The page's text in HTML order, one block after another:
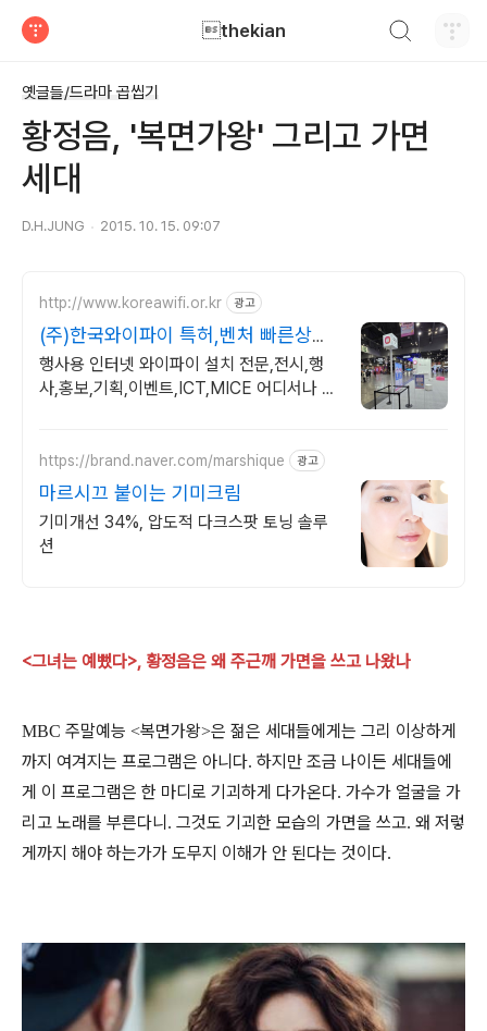
thekian
옛글들/드라마 곱씹기
황정음, '복면가왕' 그리고 가면
세대
D.H.JUNG 2015. 10. 15. 09:07
http://www.koreawifi.or.kr 광고
(주)한국와이파이 특허,벤처 빠른상담
가능
행사용 인터넷 와이파이 설치 전문,전시,행
사,홍보,기획,이벤트,ICT,MICE 어디서나 끊
https://brand.naver.com/marshique 광고
마르시끄 붙이는 기미크림
기미개선 34%, 압도적 다크스팟 토닝 솔루
션
<그녀는 예뻤다>, 황정음은 왜 주근깨 가면을 쓰고 나왔나
MBC 주말예능 <복면가왕>은 젊은 세대들에게는 그리 이상하게
까지 여겨지는 프로그램은 아니다. 하지만 조금 나이든 세대들에
게 이 프로그램은 한 마디로 기괴하게 다가온다. 가수가 얼굴을 가
리고 노래를 부른다니 . 그것도 기괴한 모습의 가면을 쓰고. 왜 저렇
게까지 해야 하는가가 도무지 이해가 안 된다는 것이다.